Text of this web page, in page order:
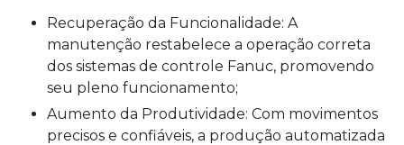
Recuperação da Funcionalidade: A
manutenção restabelece a operação correta
dos sistemas de controle Fanuc, promovendo
seu pleno funcionamento;
Aumento da Produtividade: Com movimentos
precisos e confiáveis, a produção automatizada